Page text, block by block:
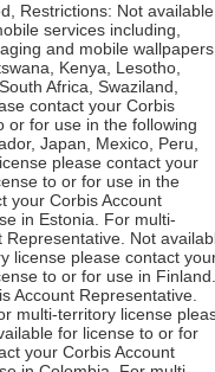
Restrictions: Not available
services including,
and mobile wallpapers.
Kenya, Lesotho,
Africa, Swaziland,
contact your Corbis
or for use in the following
Japan, Mexico, Peru,
please contact your
to or for use in the
your Corbis Account
in Estonia. For multi-
Not
license please contact
to or for use in Finland.
Account Representative.
multi-territory license
for license to or for
your Corbis Account